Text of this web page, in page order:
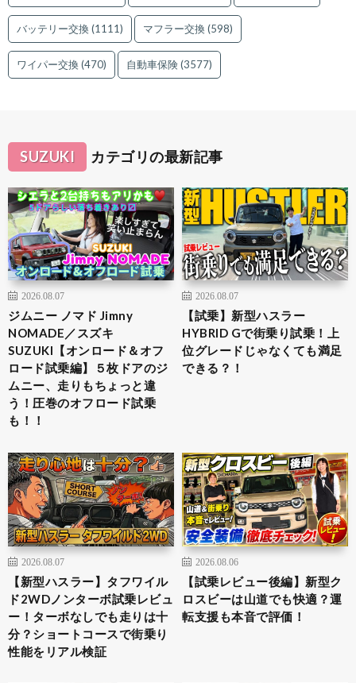
バッテリー交換(1111) マフラー交換(598)
ワイパー交換(470) 自動車保険(3577)
SUZUKI カテゴリの最新記事
2026.08.07
ジムニー ノマド Jimny
NOMADE／スズキ
SUZUKI【オンロード＆オフ
ロード試乗編】５枚ドアのジ
ムニー、走りもちょっと違
う！圧巻のオフロード試乗
も！！
2026.08.07
【試乗】新型ハスラー
HYBRID Gで街乗り試乗！上
位グレードじゃなくても満足
できる？！
2026.08.07
【新型ハスラー】タフワイル
ド2WDノンターボ試乗レビュ
ー！ターボなしでも走りは十
分？ショートコースで街乗り
性能をリアル検証
2026.08.06
【試乗レビュー後編】新型ク
ロスビーは山道でも快適？運
転支援も本音で評価！